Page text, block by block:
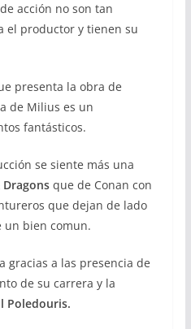
acción no son tan
el productor y tienen su
presenta la obra de
de Milius es un
fantásticos.
se siente más una
que de Conan con
que dejan de lado
un bien comun.
gracias a las presencia de
de su carrera y la
Poledouris.